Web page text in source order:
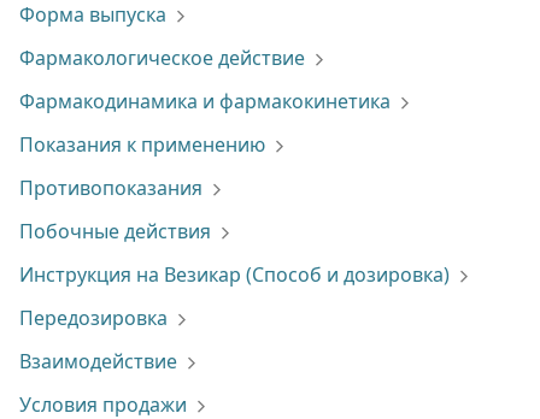
Форма выпуска
Фармакологическое действие
Фармакодинамика и фармакокинетика
Показания к применению
Противопоказания
Побочные действия
Инструкция на Везикар (Способ и дозировка)
Передозировка
Взаимодействие
Условия продажи